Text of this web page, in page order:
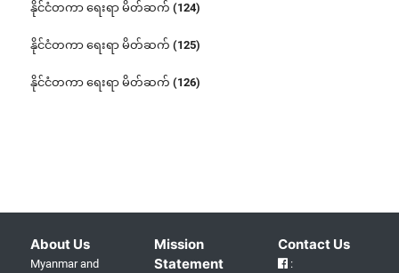
နိုင်ငံတကာ ရေးရာ မိတ်ဆက် (124)
နိုင်ငံတကာ ရေးရာ မိတ်ဆက် (125)
နိုင်ငံတကာ ရေးရာ မိတ်ဆက် (126)
About Us
Myanmar and
Mission
Statement
Contact Us
: